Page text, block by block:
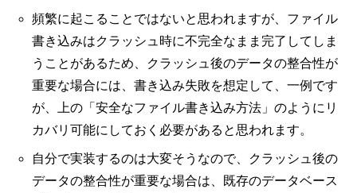
頻繁に起こることではないと思われますが、ファイル
書き込みはクラッシュ時に不完全なまま完了してしま
うことがあるため、クラッシュ後のデータの整合性が
重要な場合には、書き込み失敗を想定して、一例です
が、上の「安全なファイル書き込み方法」のようにリ
カバリ可能にしておく必要があると思われます。
自分で実装するのは大変そうなので、クラッシュ後の
データの整合性が重要な場合は、既存のデータベース